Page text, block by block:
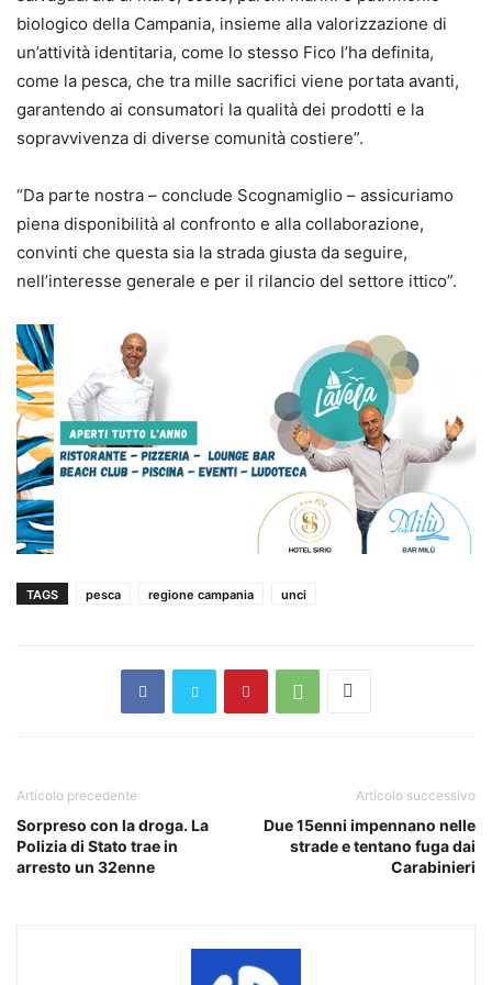
biologico della Campania, insieme alla valorizzazione di
un’attività identitaria, come lo stesso Fico l’ha definita,
come la pesca, che tra mille sacrifici viene portata avanti,
garantendo ai consumatori la qualità dei prodotti e la
sopravvivenza di diverse comunità costiere”.
“Da parte nostra – conclude Scognamiglio – assicuriamo
piena disponibilità al confronto e alla collaborazione,
convinti che questa sia la strada giusta da seguire,
nell’interesse generale e per il rilancio del settore ittico”.
TAGS pesca regione campania unci
Articolo precedente
Sorpreso con la droga. La
Polizia di Stato trae in
arresto un 32enne
Articolo successivo
Due 15enni impennano nelle
strade e tentano fuga dai
Carabinieri